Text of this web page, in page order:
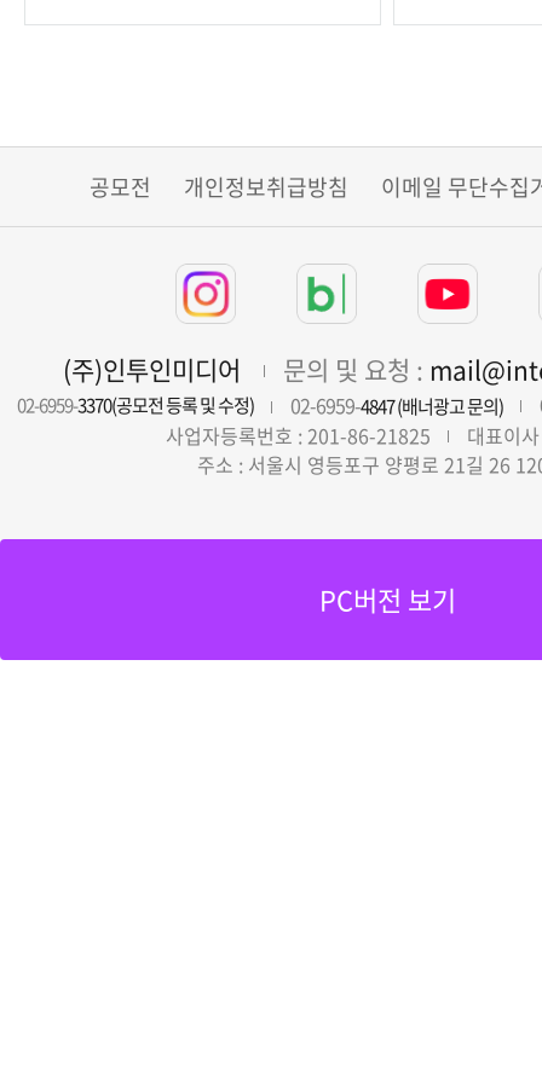
공모전 개인정보취급방침 이메일 무단수집
(주)인투인미디어 문의 및 요청 :
02-6959-3370(공모전 등록 및 수정) 02-6959-4847 (배너광고 문의)
사업자등록번호 : 201-86-21825
대표이
주소 : 서울시 영등포구 양평로 21길 26
PC버전 보기